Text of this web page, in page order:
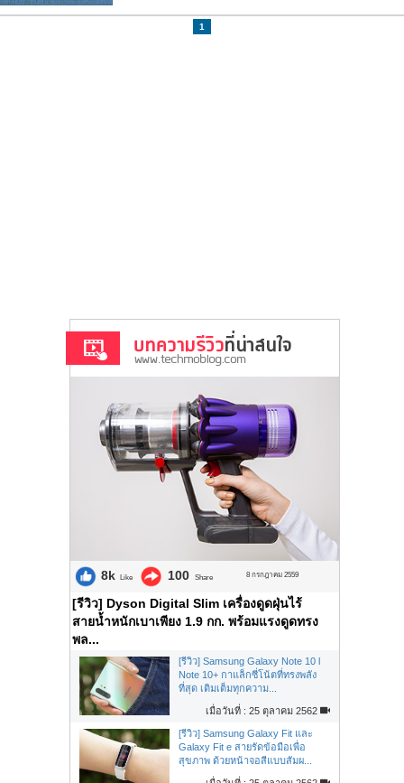
1
8k Like 100 Share 8 กรกฎาคม 2559
[รีวิว] Dyson Digital Slim เครื่องดูดฝุ่นไร้
สายน้ำหนักเบาเพียง 1.9 กก. พร้อมแรงดูดทรง
พล...
[รีวิว] Samsung Galaxy Note 10 l
Note 10+ กาแล็กซี่โน้ตที่ทรงพลัง
ที่สุด เติมเต็มทุกความ...
เมื่อวันที่ : 25 ตุลาคม 2562
[รีวิว] Samsung Galaxy Fit และ
Galaxy Fit e สายรัดข้อมือเพื่อ
สุขภาพ ด้วยหน้าจอสีแบบสัมผ...